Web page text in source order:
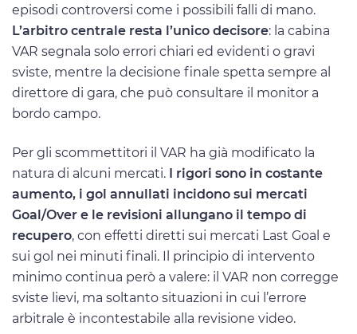
episodi controversi come i possibili falli di mano.
L’arbitro centrale resta l’unico decisore: la cabina
VAR segnala solo errori chiari ed evidenti o gravi
sviste, mentre la decisione finale spetta sempre al
direttore di gara, che può consultare il monitor a
bordo campo.
Per gli scommettitori il VAR ha già modificato la
natura di alcuni mercati. I rigori sono in costante
aumento, i gol annullati incidono sui mercati
Goal/Over e le revisioni allungano il tempo di
recupero, con effetti diretti sui mercati Last Goal e
sui gol nei minuti finali. Il principio di intervento
minimo continua però a valere: il VAR non corregge
sviste lievi, ma soltanto situazioni in cui l’errore
arbitrale è incontestabile alla revisione video.